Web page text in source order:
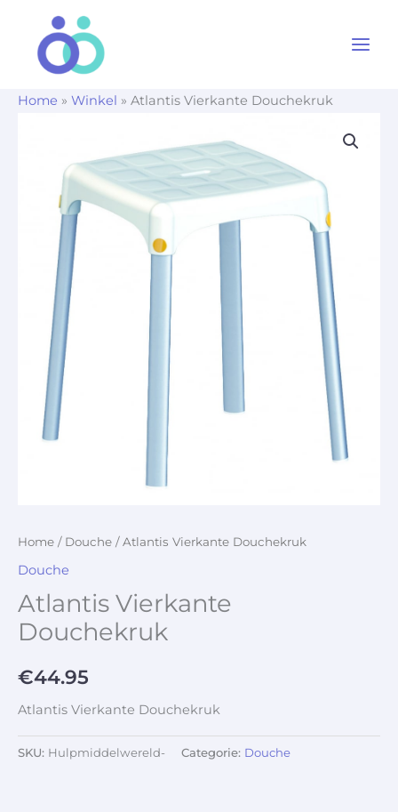
Home » Winkel » Atlantis Vierkante Douchekruk
Home / Douche / Atlantis Vierkante Douchekruk
Douche
Atlantis Vierkante
Douchekruk
€44.95
Atlantis Vierkante Douchekruk
SKU: Hulpmiddelwereld- Categorie: Douche